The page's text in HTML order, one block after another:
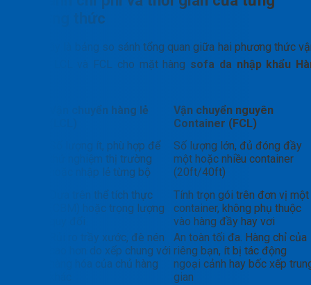
phương thức
Dưới đây là bảng so sánh tổng quan giữa hai phương thức
chuyển LCL và FCL cho mặt hàng sofa da nhập khẩu
Vận chuyển hàng lẻ
Vận chuyển nguyên
Container (FCL)
Số lượng ít, phù hợp để
thử nghiệm thị trường
hoặc nhập lẻ từng bộ
Số lượng lớn, đủ đóng đầy
một hoặc nhiều container
(20ft/40ft)
Dựa trên thể tích thực
(CBM) hoặc trọng lượng
Tính trọn gói trên đơn vị một
container, không phụ thuộc
vào hàng đầy hay vơi
Rủi ro trầy xước, đè nén
cao hơn do xếp chung với
hàng hóa của chủ hàng
An toàn tối đa. Hàng chỉ của
riêng bạn, ít bị tác động
ngoại cảnh hay bốc xếp
gian